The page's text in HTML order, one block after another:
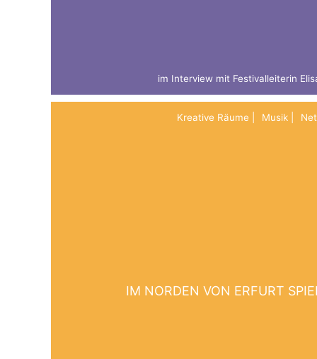
im Interview mit Festivalleiterin
Kreative Räume Musik
IM NORDEN VON ERFURT